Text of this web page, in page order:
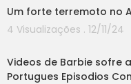
Um forte terremoto no
4 Visualizações . 12/11/24
Videos de Barbie sofre
Portugues Episodios